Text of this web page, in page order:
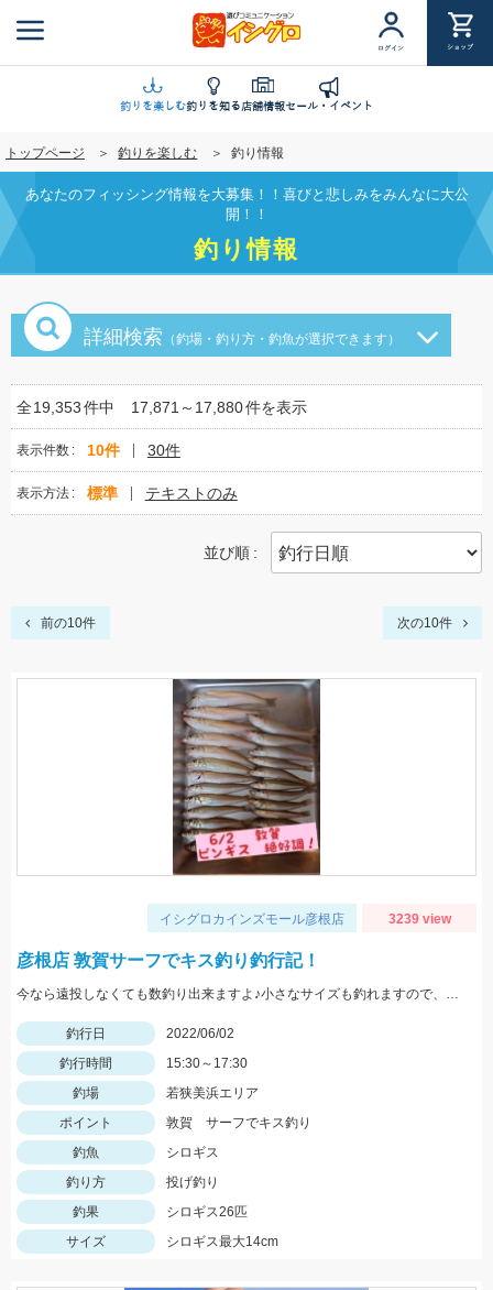
ン
に
移
動
ログイン ショップ
釣りを楽しむ釣りを知る店舗情報セール・イベント
トップページ 釣りを楽しむ 釣り情報
あなたのフィッシング情報を大募集！！喜びと悲しみをみんなに大公
開！！
釣り情報
詳細検索 （釣場・釣り方・釣魚が選択できます）
全19,353件中 17,871～17,880件を表示
表示件数 10件 30件
表示方法 標準 テキストのみ
並び順
前の10件 次の10件
イシグロカインズモール彦根店 3239 view
彦根店 敦賀サーフでキス釣り釣行記！
今なら遠投しなくても数釣り出来ますよ♪小さなサイズも釣れますので、針は6号を用意しましょう！
釣行日
2022/06/02
釣行時間
15:30～17:30
釣場
若狭美浜エリア
ポイント
敦賀 サーフでキス釣り
釣魚
シロギス
釣り方
投げ釣り
釣果
シロギス26匹
サイズ
シロギス最大14cm